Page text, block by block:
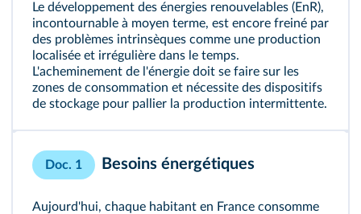
Le développement des énergies renouvelables (EnR),
incontournable à moyen terme, est encore freiné par
des problèmes intrinsèques comme une production
localisée et irrégulière dans le temps.
L'acheminement de l'énergie doit se faire sur les
zones de consommation et nécessite des dispositifs
de stockage pour pallier la production intermittente.
Doc. 1 Besoins énergétiques
Aujourd'hui, chaque habitant en France consomme